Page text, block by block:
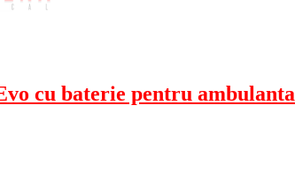
cu baterie pentru ambulanta